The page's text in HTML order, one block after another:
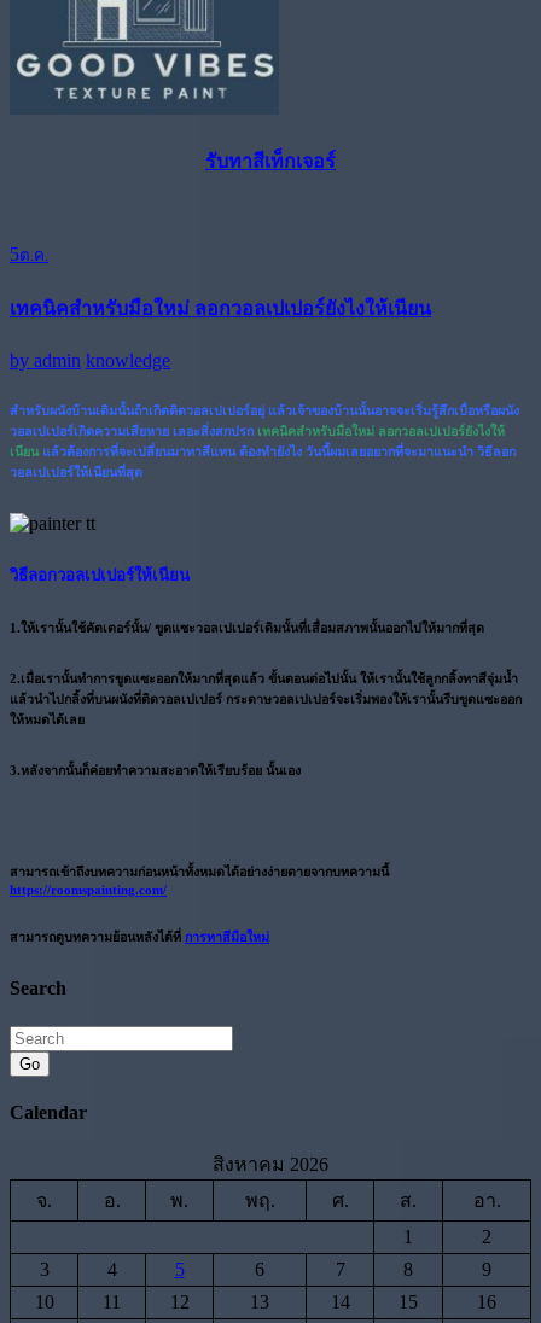
รับทาสีเท็กเจอร์
5ต.ค.
เทคนิคสำหรับมือใหม่ ลอกวอลเปเปอร์ยังไงให้เนียน
by admin knowledge
สำหรับผนังบ้านเดิมนั้นถ้าเกิดติดวอลเปเปอร์อยุ่ แล้วเจ้าของบ้านนั้นอาจจะเริ่มรู้สึกเบื่อหรือผนัง
วอลเปเปอร์เกิดความเสียหาย เลอะสิ่งสกปรก เทคนิคสำหรับมือใหม่ ลอกวอลเปเปอร์ยังไงให้
เนียนแล้วต้องการที่จะเปลี่ยนมาทาสีแทน ต้องทำยังไง วันนี้ผมเลยอยากที่จะมาแนะนำ วิธีลอก
วอลเปเปอร์ให้เนียนที่สุด
วิธีลอกวอลเปเปอร์ให้เนียน
1.ให้เรานั้นใช้คัตเตอร์นั้น/ ขูดแซะวอลเปเปอร์เดิมนั้นที่เสื่อมสภาพนั้นออกไปให้มากที่สุด
2.เมื่อเรานั้นทำการขูดแซะออกให้มากที่สุดแล้ว ขั้นตอนต่อไปนั้น ให้เรานั้นใช้ลูกกลิ้งทาสีจุ่มน้ำ
แล้วนำไปกลิ้งที่บนผนังที่ติดวอลเปเปอร์ กระดาษวอลเปเปอร์จะเริ่มพองให้เรานั้นรีบขูดแซะออก
ให้หมดได้เลย
3.หลังจากนั้นก็ค่อยทำความสะอาดให้เรียบร้อย นั้นเอง
สามารถเข้าถึงบทความก่อนหน้าทั้งหมดได้อย่างง่ายดายจากบทความนี้
https://roomspainting.com/
สามารถดูบทความย้อนหลังได้ที่ การทาสีมือใหม่
Search
Go
Calendar
สิงหาคม 2026
จ.
อ. พ. พฤ. ศ. ส.
อา.
1
2
3
4 5 6 7 8
9
10
11 12 13 14 15
16